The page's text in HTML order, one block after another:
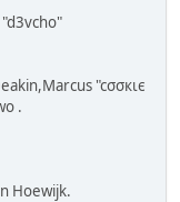
"cσσкιє
.
Hoewijk.